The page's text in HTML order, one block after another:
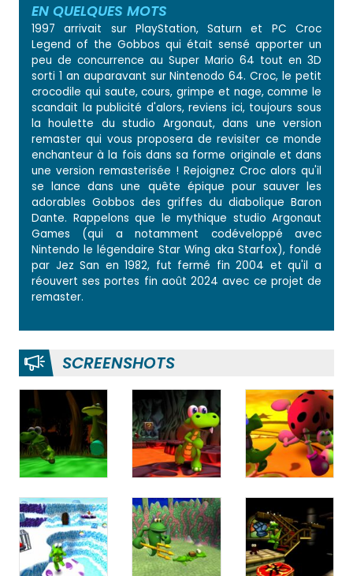
EN QUELQUES MOTS
1997 arrivait sur PlayStation, Saturn et PC Croc
Legend of the Gobbos qui était sensé apporter un
peu de concurrence au Super Mario 64 tout en 3D
sorti 1 an auparavant sur Nintenodo 64. Croc, le petit
crocodile qui saute, cours, grimpe et nage, comme le
scandait la publicité d'alors, reviens ici, toujours sous
la houlette du studio Argonaut, dans une version
remaster qui vous proposera de revisiter ce monde
enchanteur à la fois dans sa forme originale et dans
une version remasterisée ! Rejoignez Croc alors qu'il
se lance dans une quête épique pour sauver les
adorables Gobbos des griffes du diabolique Baron
Dante. Rappelons que le mythique studio Argonaut
Games (qui a notamment codéveloppé avec
Nintendo le légendaire Star Wing aka Starfox), fondé
par Jez San en 1982, fut fermé fin 2004 et qu'il a
réouvert ses portes fin août 2024 avec ce projet de
remaster.
SCREENSHOTS